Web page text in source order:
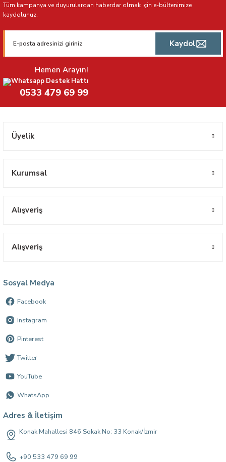
Tüm kampanya ve duyurulardan haberdar olmak için e-bültenimize
kaydolunuz.
Kaydol
Hemen Arayın!
Whatsapp Destek Hattı
0533 479 69 99
Üyelik
Kurumsal
Alışveriş
Alışveriş
Sosyal Medya
Facebook
Instagram
Pinterest
Twitter
YouTube
WhatsApp
Adres & İletişim
Konak Mahallesi 846 Sokak No: 33 Konak/İzmir
+90 533 479 69 99